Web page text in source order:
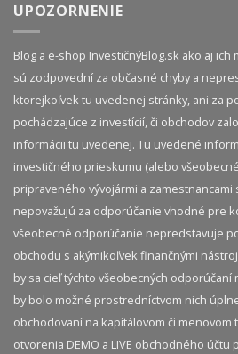
UPOZORNENIE
Blog a e-shop InvestičnýBlog.sk ako aj
sú zodpovední za občasné chyby a
ktorejkoľvek tu uvedenej stránky, ani za
pochádzajúce z investícií, či obchodov
informácii tu uvedenej. Tu uvedené
investičného prieskumu (alebo
pripraveného vývojármi a
nepovažujú za odporúčanie vhodné pre
všeobecné odporúčanie nepredstavuje
obchodu s akýmikoľvek finančnými
by sa cieľ týchto všeobecných
by bolo možné prostredníctvom nich
obchodovaní na kapitálovom či
otvorenia DEMO a LIVE obchodného účtu